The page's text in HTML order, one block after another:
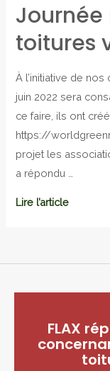
toitures
À l’initiative de
juin 2022 sera
ce faire, ils ont
https://
projet les
a répondu …
Lire l’article
FLAX